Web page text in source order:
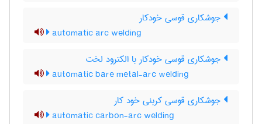
جوشکاری قوسی خودکار
automatic arc welding
جوشکاری قوسی خودکار با الکترود لخت
automatic bare metal-arc welding
جوشکاری قوسی کربنی خود کار
automatic carbon-arc welding